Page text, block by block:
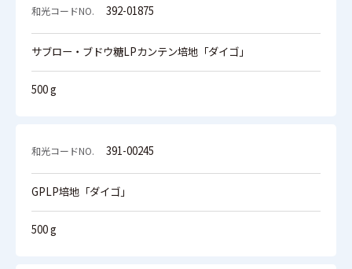
392-01875
サブロー・ブドウ糖LPカンテン培地「ダイゴ」
500 g
391-00245
GPLP培地「ダイゴ」
500 g